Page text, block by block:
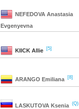
NEFEDOVA Anastasia
Evgenyevna
KIICK Allie [5]
ARANGO Emiliana [8]
LASKUTOVA Ksenia (Q)